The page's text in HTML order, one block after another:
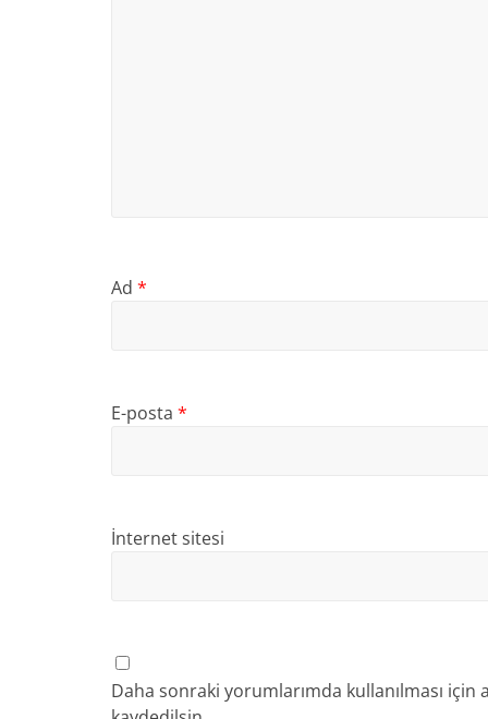
Ad *
E-posta *
İnternet sitesi
Daha sonraki yorumlarımda kullanılması için